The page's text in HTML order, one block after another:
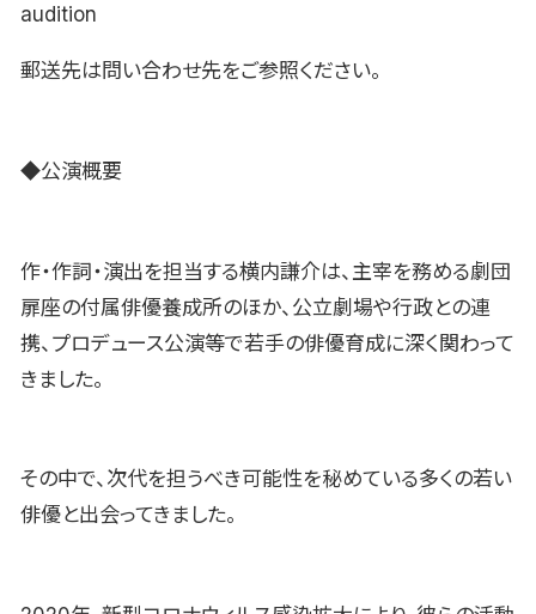
audition
郵送先は問い合わせ先をご参照ください。
◆公演概要
作・作詞・演出を担当する横内謙介は、主宰を務める劇団
扉座の付属俳優養成所のほか、公立劇場や行政との連
携、プロデュース公演等で若手の俳優育成に深く関わって
きました。
その中で、次代を担うべき可能性を秘めている多くの若い
俳優と出会ってきました。